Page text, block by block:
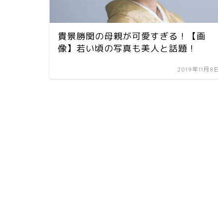
貴景勝関の母親が可愛すぎる！【画
像】若い頃の写真も美人と話題！
2019年11月8